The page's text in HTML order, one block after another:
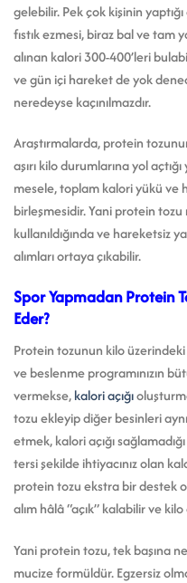
gelebilir. Pek çok kişinin
fıstık ezmesi, biraz bal ve tam
alınan kalori 300-400’leri
ve gün içi hareket de yok
neredeyse kaçınılmazdır.
Araştırmalarda, protein
aşırı kilo durumlarına yol
mesele, toplam kalori yükü ve
birleşmesidir. Yani protein
kullanıldığında ve hareketsiz
alımları ortaya çıkabilir.
Spor Yapmadan Protein
Eder?
Protein tozunun kilo
ve beslenme programınızın
vermekse,kalori açığı
tozu ekleyip diğer besinleri
etmek, kalori açığı
tersi şekilde ihtiyacınız olan
protein tozu ekstra bir destek
alım hâlâ “açık” kalabilir ve
Yani protein tozu, tek başına
mucize formüldür. Egzersiz